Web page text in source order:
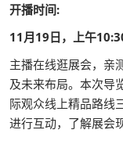
开播时间:
11月19日，上午
主播在线逛展会，亲
及未来布局。本次导
际观众线上精品路线
进行互动，了解展会